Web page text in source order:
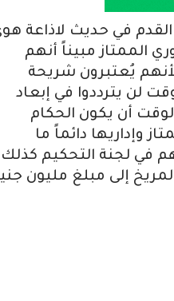
القدم في حديث لاذاعة
الممتاز مبيناً أنهم
يُعتبرون شريحة
لن يترددوا في إبعاد
أن يكون الحكام
وإداريها دائماً ما
في لجنة التحكيم كذلك
إلى مبلغ مليون